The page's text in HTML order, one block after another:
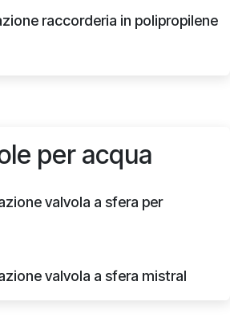
raccorderia in polipropilene
per acqua
valvola a sfera per
valvola a sfera mistral